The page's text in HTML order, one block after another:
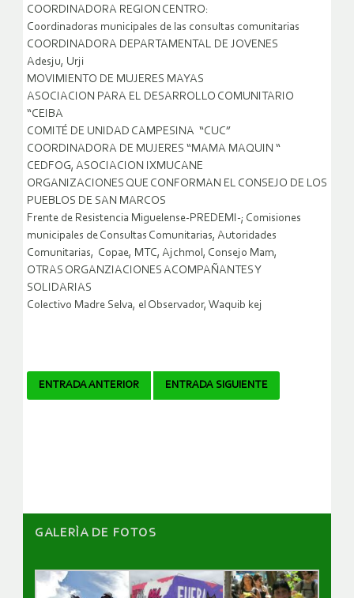
COORDINADORA REGION CENTRO:
Coordinadoras municipales de las consultas comunitarias
COORDINADORA DEPARTAMENTAL DE JOVENES
Adesju, Urji
MOVIMIENTO DE MUJERES MAYAS
ASOCIACION PARA EL DESARROLLO COMUNITARIO
“CEIBA
COMITÉ DE UNIDAD CAMPESINA “CUC”
COORDINADORA DE MUJERES “MAMA MAQUIN “
CEDFOG, ASOCIACION IXMUCANE
ORGANIZACIONES QUE CONFORMAN EL CONSEJO DE LOS
PUEBLOS DE SAN MARCOS
Frente de Resistencia Miguelense-PREDEMI-; Comisiones
municipales de Consultas Comunitarias, Autoridades
Comunitarias, Copae, MTC, Ajchmol, Consejo Mam,
OTRAS ORGANZIACIONES ACOMPAÑANTES Y
SOLIDARIAS
Colectivo Madre Selva, el Observador, Waquib kej
Navegador
ENTRADA ANTERIOR ENTRADA SIGUIENTE
GALERÌA DE FOTOS